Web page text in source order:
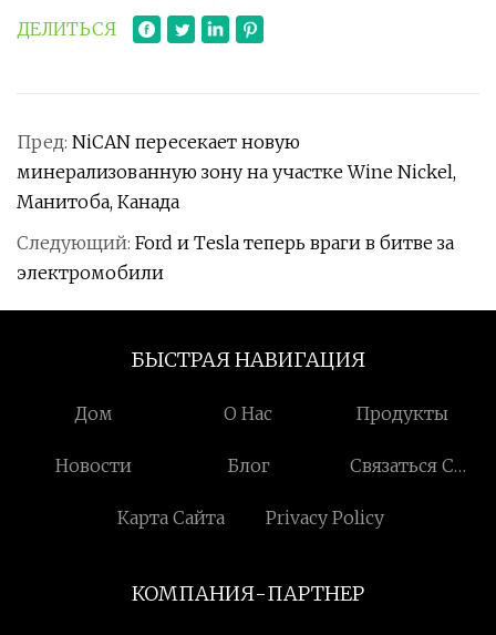
ДЕЛИТЬСЯ
Пред: NiCAN пересекает новую
минерализованную зону на участке Wine Nickel,
Манитоба, Канада
Следующий: Ford и Tesla теперь враги в битве за
электромобили
БЫСТРАЯ НАВИГАЦИЯ
Дом О Нас Продукты
Новости Блог
Связаться С
Карта Сайта
Privacy Policy
КОМПАНИЯ-ПАРТНЕР